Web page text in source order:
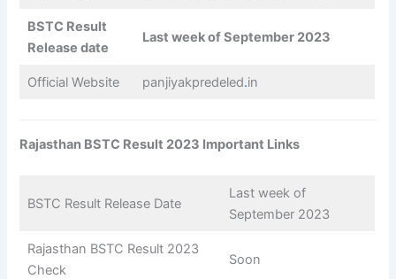
BSTC Result
Release date
Last week of September 2023
Official Website panjiyakpredeled.in
Rajasthan BSTC Result 2023 Important Links
BSTC Result Release Date
Last week of
September 2023
Rajasthan BSTC Result 2023
Check
Soon